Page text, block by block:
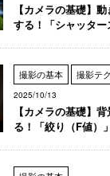
【カメラの基礎】
する！「シャッタ
撮影の基本 撮影テ
2025/10/13
【カメラの基礎】
る！「絞り（F値）